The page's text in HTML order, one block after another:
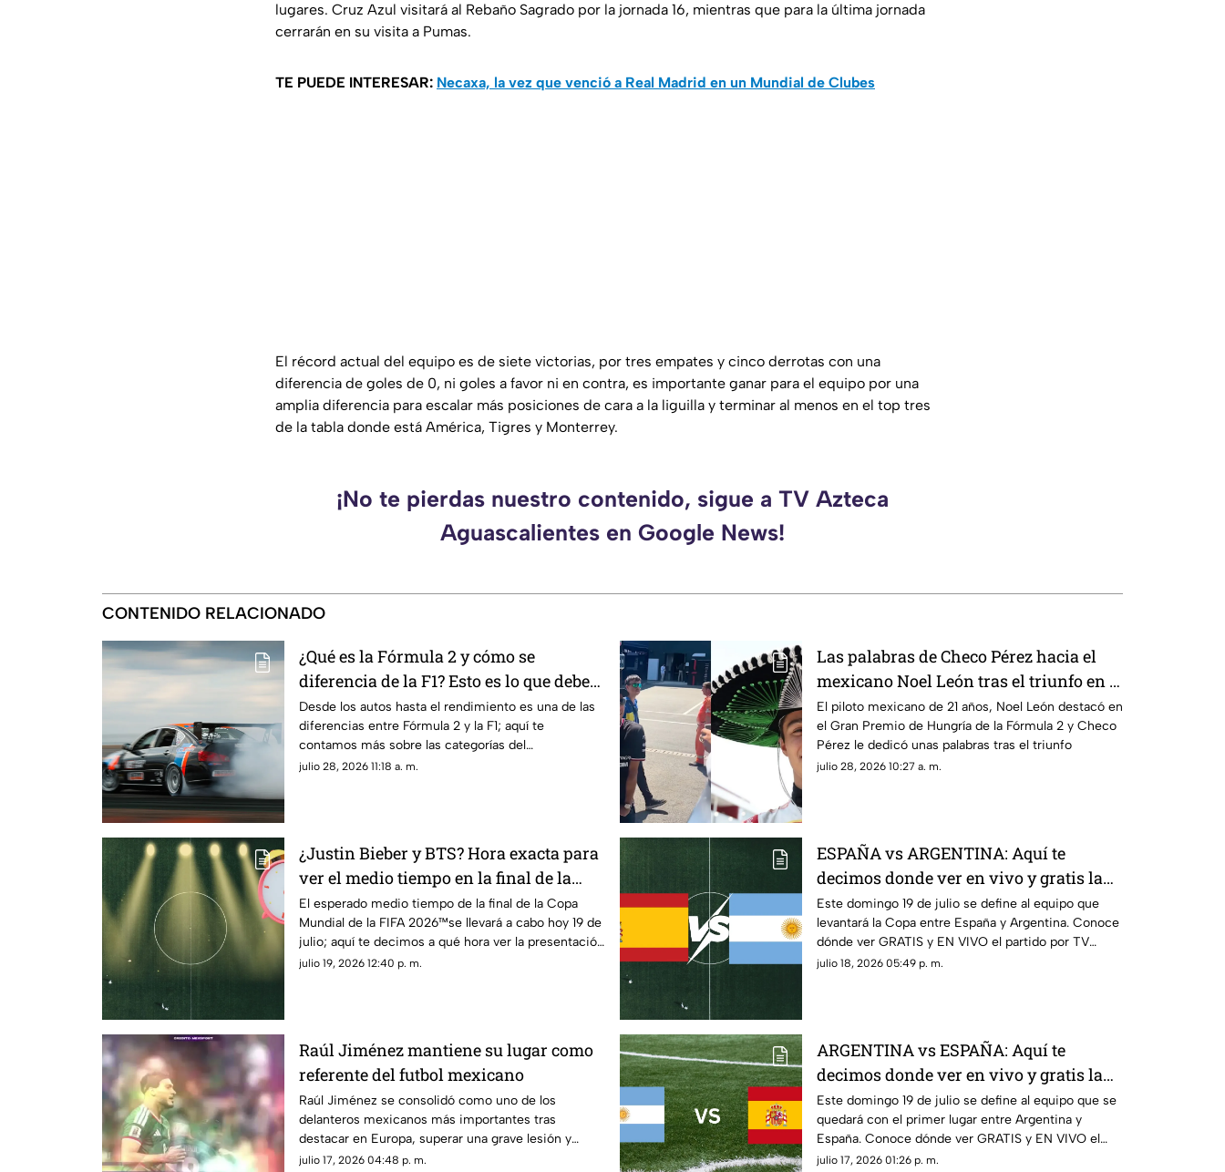
lugares. Cruz Azul visitará al Rebaño Sagrado por la jornada 16, mientras que para la última jornada
cerrarán en su visita a Pumas.
TE PUEDE INTERESAR: Necaxa, la vez que venció a Real Madrid en un Mundial de Clubes
El récord actual del equipo es de siete victorias, por tres empates y cinco derrotas con una
diferencia de goles de 0, ni goles a favor ni en contra, es importante ganar para el equipo por una
amplia diferencia para escalar más posiciones de cara a la liguilla y terminar al menos en el top tres
de la tabla donde está América, Tigres y Monterrey.
¡No te pierdas nuestro contenido, sigue a TV Azteca
Aguascalientes en Google News!
CONTENIDO RELACIONADO
¿Qué es la Fórmula 2 y cómo se
diferencia de la F1? Esto es lo que debes
saber sobre el Gran Premio de Hungría
2026
Desde los autos hasta el rendimiento es una de las
diferencias entre Fórmula 2 y la F1; aquí te
contamos más sobre las categorías del
automovilismo
julio 28, 2026 11:18 a. m.
Las palabras de Checo Pérez hacia el
mexicano Noel León tras el triunfo en el
Gran Premio de Hungría
El piloto mexicano de 21 años, Noel León destacó en
el Gran Premio de Hungría de la Fórmula 2 y Checo
Pérez le dedicó unas palabras tras el triunfo
julio 28, 2026 10:27 a. m.
¿Justin Bieber y BTS? Hora exacta para
ver el medio tiempo en la final de la
Copa Mundial de la FIFA 2026™️ en
México
El esperado medio tiempo de la final de la Copa
Mundial de la FIFA 2026™️se llevará a cabo hoy 19 de
julio; aquí te decimos a qué hora ver la presentación
musical
julio 19, 2026 12:40 p. m.
ESPAÑA vs ARGENTINA: Aquí te
decimos donde ver en vivo y gratis la
FINAL de la Copa Mundial de la FIFA
2026™ este domingo 19 de julio
Este domingo 19 de julio se define al equipo que
levantará la Copa entre España y Argentina. Conoce
dónde ver GRATIS y EN VIVO el partido por TV
Azteca. Aquí te contamos todos los detalles.
julio 18, 2026 05:49 p. m.
Raúl Jiménez mantiene su lugar como
referente del futbol mexicano
Raúl Jiménez se consolidó como uno de los
delanteros mexicanos más importantes tras
destacar en Europa, superar una grave lesión y
mantenerse como figura de la Selección Mexicana
julio 17, 2026 04:48 p. m.
ARGENTINA vs ESPAÑA: Aquí te
decimos donde ver en vivo y gratis la
final de la Copa Mundial de la FIFA
2026™ este domingo 19 de julio
Este domingo 19 de julio se define al equipo que se
quedará con el primer lugar entre Argentina y
España. Conoce dónde ver GRATIS y EN VIVO el
partido por TV Azteca. Aquí te contamos todos los
julio 17, 2026 01:26 p. m.